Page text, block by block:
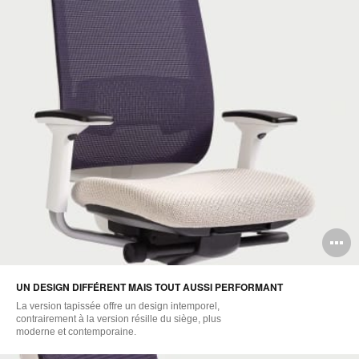
UN DESIGN DIFFÉRENT MAIS TOUT AUSSI PERFORMANT
La version tapissée offre un design intemporel,
contrairement à la version résille du siège, plus
moderne et contemporaine.